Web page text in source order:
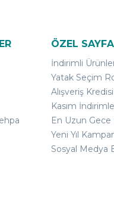
ÖZEL
İndirimli
Yatak Seçim
Alışveriş Kredisi
Kasım
En Uzun Gece
Yeni Yıl
Sosyal Medya